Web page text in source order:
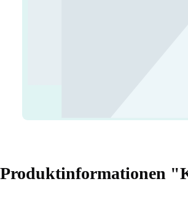
Produktinformationen